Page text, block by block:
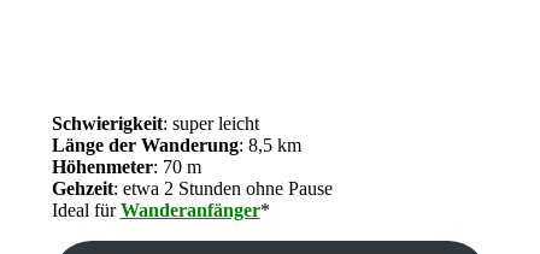
Schwierigkeit: super leicht
Länge der Wanderung: 8,5 km
Höhenmeter: 70 m
Gehzeit: etwa 2 Stunden ohne Pause
Ideal fürWanderanfänger*